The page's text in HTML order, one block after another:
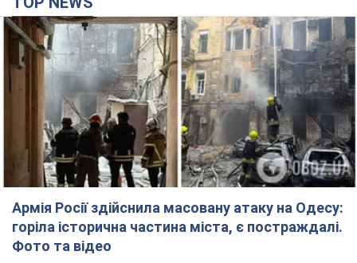
Армія Росії здійснила масовану атаку на Одесу:
горіла історична частина міста, є постраждалі.
Фото та відео